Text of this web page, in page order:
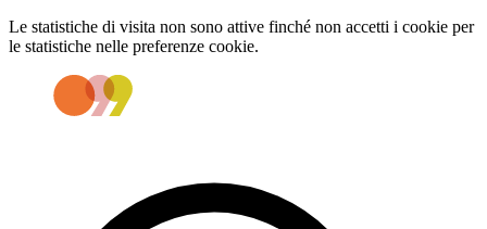
Le statistiche di visita non sono attive finché non accetti i cookie per
le statistiche nelle preferenze cookie.